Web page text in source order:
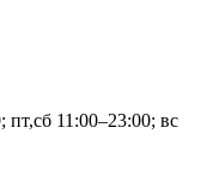
пт,сб 11:00–23:00; вс